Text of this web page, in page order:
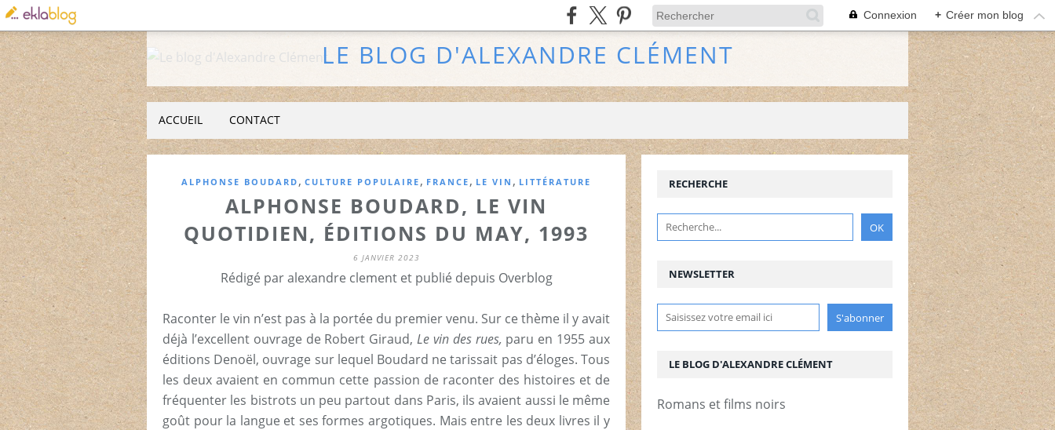
Connexion + Créer mon blog
LE BLOG D'ALEXANDRE CLÉMENT
ACCUEIL CONTACT
ALPHONSE BOUDARD , CULTURE POPULAIRE , FRANCE , LE VIN , LITTÉRATURE
ALPHONSE BOUDARD, LE VIN
QUOTIDIEN, ÉDITIONS DU MAY, 1993
6 JANVIER 2023
Rédigé par alexandre clement et publié depuis Overblog
Raconter le vin n’est pas à la portée du premier venu. Sur ce thème il y avait
déjà l’excellent ouvrage de Robert Giraud,Le vin des rues, paru en 1955 aux
éditions Denoël, ouvrage sur lequel Boudard ne tarissait pas d’éloges. Tous
les deux avaient en commun cette passion de raconter des histoires et de
fréquenter les bistrots un peu partout dans Paris, ils avaient aussi le même
goût pour la langue et ses formes argotiques. Mais entre les deux livres il y
NEWSLETTER
RECHERCHE
LE BLOG D'ALEXANDRE CLÉMENT
Romans et films noirs